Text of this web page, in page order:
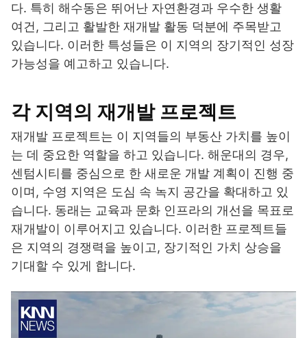
다. 특히 해수동은 뛰어난 자연환경과 우수한 생활
여건, 그리고 활발한 재개발 활동 덕분에 주목받고
있습니다. 이러한 특성들은 이 지역의 장기적인 성장
가능성을 예고하고 있습니다.
각 지역의 재개발 프로젝트
재개발 프로젝트는 이 지역들의 부동산 가치를 높이
는 데 중요한 역할을 하고 있습니다. 해운대의 경우,
센텀시티를 중심으로 한 새로운 개발 계획이 진행 중
이며, 수영 지역은 도심 속 녹지 공간을 확대하고 있
습니다. 동래는 교육과 문화 인프라의 개선을 목표로
재개발이 이루어지고 있습니다. 이러한 프로젝트들
은 지역의 경쟁력을 높이고, 장기적인 가치 상승을
기대할 수 있게 합니다.